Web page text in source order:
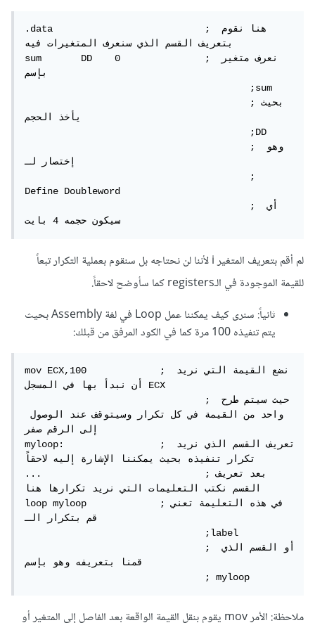
.data 				; هنا نقوم
بتعريف القسم الذي سنعرف المتغيرات فيه
sum	  DD 	0 		; نعرف متغير
بإسم
					;sum
					;بحيث
يأخذ الحجم
					;DD
					; وهو
إختصار لـ
					;
Define Doubleword
					; أي
سيكون حجمه 4 بايت
لم أقم بتعريف المتغير i لأننا لن نحتاجه بل سنقوم بعملية التكرار تبعاً
للقيمة الموجودة في الـregisters كما سأوضح لاحقاً.
ثانياً: سنرى كيف يمكننا عمل Loop في لغة Assembly بحيث
يتم تنفيذه 100 مرة كما في الكود المرفق من قبلك:
mov ECX,100		; نضع القيمة التي نريد
أن نبدأ بها في المسجل ECX
				; حيث سيتم طرح
واحد من القيمة في كل تكرار وسيتوقف عند الوصول
إلى الرقم صفر
myloop:			; تعريف القسم الذي نريد
تكرار تنفيذه بحيث يمكننا الإشارة إليه لاحقاً
...				;بعد تعريف
القسم نكتب التعليمات التي نريد تكرارها هنا
loop myloop		;في هذه التعليمة تعني
قم بتكرار الـ
				;label
				; أو القسم الذي
قمنا بتعريفه وهو بإسم
				; myloop
ملاحظة: الأمر mov يقوم بنقل القيمة الواقعة بعد الفاصل إلى المتغير أو